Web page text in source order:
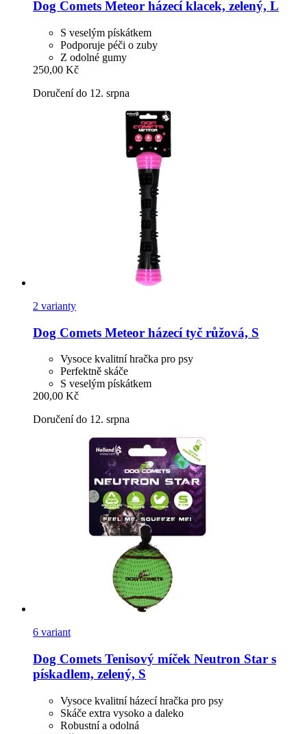
Dog Comets Meteor házecí klacek, zelený, L
S veselým pískátkem
Podporuje péči o zuby
Z odolné gumy
250,00 Kč
Doručení do 12. srpna
2 varianty
Dog Comets Meteor házecí tyč růžová, S
Vysoce kvalitní hračka pro psy
Perfektně skáče
S veselým pískátkem
200,00 Kč
Doručení do 12. srpna
6 variant
Dog Comets Tenisový míček Neutron Star s
pískadlem, zelený, S
Vysoce kvalitní házecí hračka pro psy
Skáče extra vysoko a daleko
Robustní a odolná